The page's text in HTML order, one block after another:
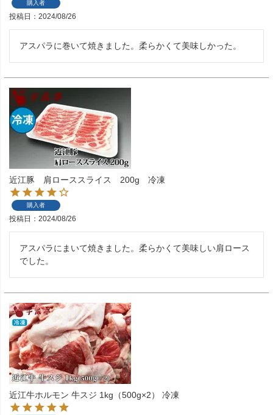
購入者
投稿日 2024/08/26
アスパラに巻いて焼きました。柔らかくて美味しかった。
近江豚 肩ローススライス 200g 冷凍
購入者
投稿日 2024/08/26
アスパラにまいて焼きました。柔らかくて美味しい肩ロース
でした。
近江牛ホルモン 牛スジ 1kg（500g×2） 冷凍